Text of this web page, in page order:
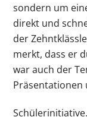
sondern um
direkt und
der
merkt, dass er
war auch der
Präsentationen